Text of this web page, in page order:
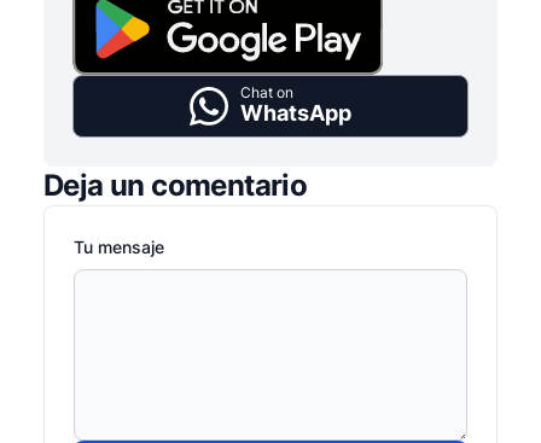
Chat on
WhatsApp
Deja un comentario
Tu mensaje